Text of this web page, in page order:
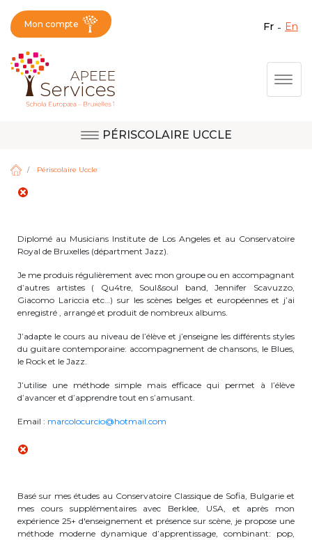
Aller
Fermer X
Question, avis,
demande, suggestion :
contactez le bon
Activités périscolaires Berkendael
+32 (0)472 07 35 25
services.be
BE91 3631 6790 0976
Activités périscolaires Uccle
BE30 3100 2003 2711
Mon compte fr en
PÉRISCOLAIRE UCCLE
Périscolaire Uccle
Diplomé au Musicians Institute de Los Angeles et au Conservatoire
Royal de Bruxelles (départment Jazz).
Je me produis régulièrement avec mon groupe ou en accompagnant
d’autres artistes ( Qu4tre, Soul&soul band, Jennifer Scavuzzo,
Giacomo Lariccia etc…) sur les scènes belges et européennes et j’ai
enregistré , arrangé et produit de nombreux albums.
J’adapte le cours au niveau de l’élève et j’enseigne les différents styles
du guitare contemporaine: accompagnement de chansons, le Blues,
le Rock et le Jazz.
J’utilise une méthode simple mais efficace qui permet à l’élève
d’avancer et d’apprendre tout en s’amusant.
Email : marcolocurcio@hotmail.com
Basé sur mes études au Conservatoire Classique de Sofia, Bulgarie et
mes cours supplémentaires avec Berklee, USA, et après mon
expérience 25+ d'enseignement et présence sur scène, je propose une
méthode moderne dynamique d’apprentissage, combinant: pop,